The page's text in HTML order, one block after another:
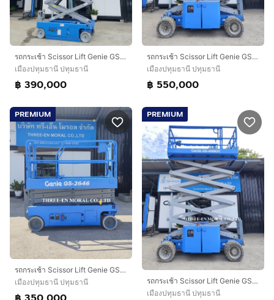
รถกระเช้า Scissor Lift Genie GS-3246
เมืองปทุมธานี ปทุมธานี
฿ 390,000
รถกระเช้า Scissor Lift Genie GS4069DC
เมืองปทุมธานี ปทุมธานี
฿ 550,000
PREMIUM
รถกระเช้า Scissor Lift Genie GS-2646
เมืองปทุมธานี ปทุมธานี
PREMIUM
รถกระเช้า Scissor Lift Genie GS4069DC
เมืองปทุมธานี ปทุมธานี